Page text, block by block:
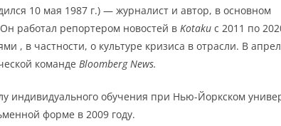
10 мая 1987 г.) — журналист и автор, в основном
работал репортером новостей в Kotaku с 2011 по
, в частности, о культуре кризиса в отрасли. В
команде Bloomberg News.
индивидуального обучения при Нью-Йоркском
форме в 2009 году.